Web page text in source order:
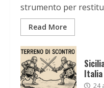
strumento per
Read More
Italia
24